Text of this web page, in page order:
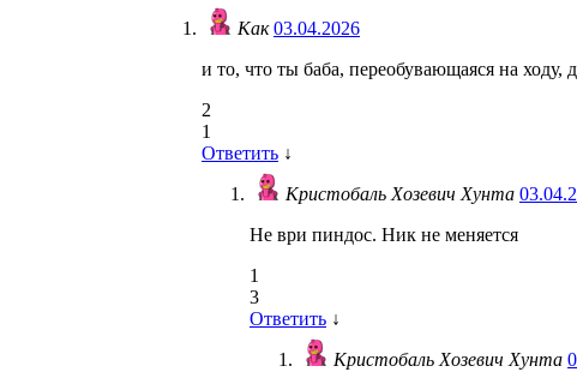
Как03.04.2026
и то, что ты баба, переобувающаяся на ходу,
2
1
Ответить ↓
Кристобаль Хозевич Хунта
Не ври пиндос. Ник не меняется
1
3
Ответить ↓
Кристобаль Хозевич Хунта